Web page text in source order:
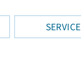
SERVICE